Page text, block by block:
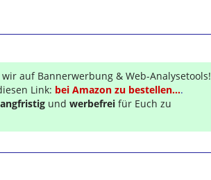
auf Bannerwerbung & Web-Analysetools!
Link: bei Amazon zu bestellen....
und werbefrei für Euch zu